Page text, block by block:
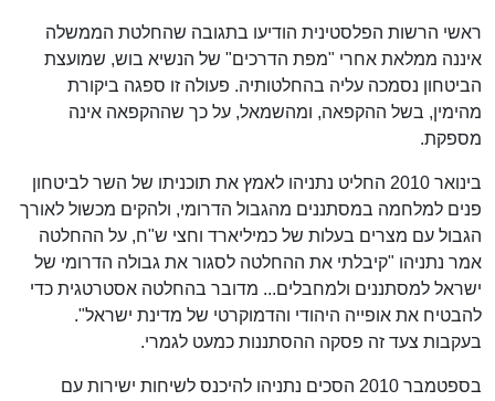
ראשי הרשות הפלסטינית הודיעו בתגובה שהחלטת הממשלה
איננה ממלאת אחרי "מפת הדרכים" של הנשיא בוש, שמועצת
הביטחון נסמכה עליה בהחלטותיה. פעולה זו ספגה ביקורת
מהימין, בשל ההקפאה, ומהשמאל, על כך שההקפאה אינה
מספקת.
בינואר 2010 החליט נתניהו לאמץ את תוכניתו של השר לביטחון
פנים למלחמה במסתננים מהגבול הדרומי, ולהקים מכשול לאורך
הגבול עם מצרים בעלות של כמיליארד וחצי ש"ח, על ההחלטה
אמר נתניהו "קיבלתי את ההחלטה לסגור את גבולה הדרומי של
ישראל למסתננים ולמחבלים... מדובר בהחלטה אסטרטגית כדי
להבטיח את אופייה היהודי והדמוקרטי של מדינת ישראל".
בעקבות צעד זה פסקה ההסתננות כמעט לגמרי.
בספטמבר 2010 הסכים נתניהו להיכנס לשיחות ישירות עם